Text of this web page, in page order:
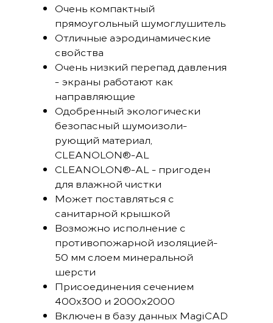
Очень компактный
прямоугольный шумоглушитель
Отличные аэродинамические
свойства
Очень низкий перепад давления
- экраны работают как
направляющие
Одобренный экологически
безопасный шумоизоли-
рующий материал,
CLEANOLON®-AL
CLEANOLON®-AL - пригоден
для влажной чистки
Может поставляться с
санитарной крышкой
Возможно исполнение с
противопожарной изоляцией-
50 мм слоем минеральной
шерсти
Присоединения сечением
400x300 и 2000x2000
Включен в базу данных MagiCAD